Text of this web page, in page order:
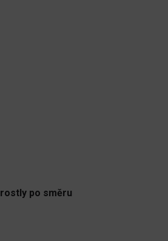
rostly po směru